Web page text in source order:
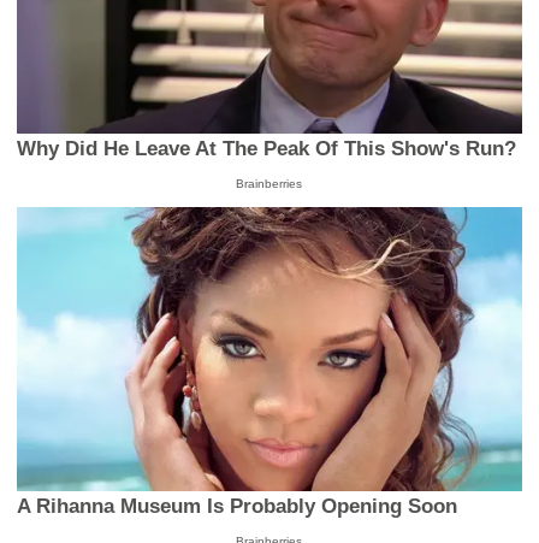
Why Did He Leave At The Peak Of This Show's Run?
Brainberries
A Rihanna Museum Is Probably Opening Soon